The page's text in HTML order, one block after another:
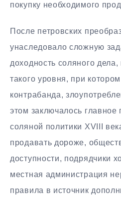
покупку необходимого
После петровских
унаследовало сложную
доходность соляного
такого уровня, при
контрабанда,
этом заключалось главное
соляной политики XVIII
продавать дороже,
доступности, подрядчики
местная администрация
правила в источник